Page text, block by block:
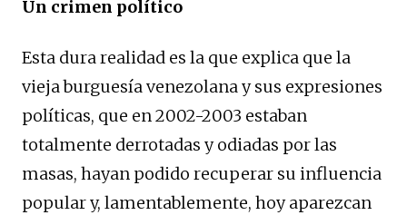
Un crimen político
Esta dura realidad es la que explica que la
vieja burguesía venezolana y sus expresiones
políticas, que en 2002-2003 estaban
totalmente derrotadas y odiadas por las
masas, hayan podido recuperar su influencia
popular y, lamentablemente, hoy aparezcan